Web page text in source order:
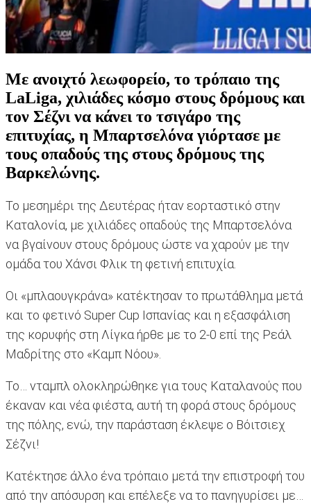
Με ανοιχτό λεωφορείο, το τρόπαιο της
LaLiga, χιλιάδες κόσμο στους δρόμους και
τον Σέζνι να κάνει το τσιγάρο της
επιτυχίας, η Μπαρτσελόνα γιόρτασε με
τους οπαδούς της στους δρόμους της
Βαρκελώνης.
Το μεσημέρι της Δευτέρας ήταν εορταστικό στην
Καταλονία, με χιλιάδες οπαδούς της Μπαρτσελόνα
να βγαίνουν στους δρόμους ώστε να χαρούν με την
ομάδα του Χάνσι Φλικ τη φετινή επιτυχία.
Οι «μπλαουγκράνα» κατέκτησαν το πρωτάθλημα μετά
και το φετινό Super Cup Ισπανίας και η εξασφάλιση
της κορυφής στη Λίγκα ήρθε με το 2-0 επί της Ρεάλ
Μαδρίτης στο «Καμπ Νόου».
Το… νταμπλ ολοκληρώθηκε για τους Καταλανούς που
έκαναν και νέα φιέστα, αυτή τη φορά στους δρόμους
της πόλης, ενώ, την παράσταση έκλεψε ο Βόιτσιεχ
Σέζνι!
Κατέκτησε άλλο ένα τρόπαιο μετά την επιστροφή του
από την απόσυρση και επέλεξε να το πανηγυρίσει με…